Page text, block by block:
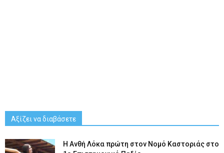
Αξίζει να διαβάσετε
Η Ανθή Λόκα πρώτη στον Νομό Καστοριάς στο